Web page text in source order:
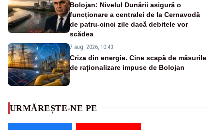
Bolojan: Nivelul Dunării asigură o
funcționare a centralei de la Cernavodă
de patru-cinci zile dacă debitele vor
scădea
7 aug. 2026, 10:43
Criza din energie. Cine scapă de măsurile
de raționalizare impuse de Bolojan
URMĂREȘTE-NE PE